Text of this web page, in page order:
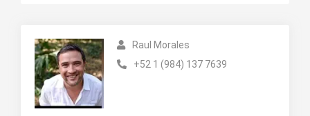
Raul Morales
+52 1 (984) 137 7639